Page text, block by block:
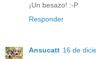
¡Un besazo! :-P
Responder
Ansucatt 16 de